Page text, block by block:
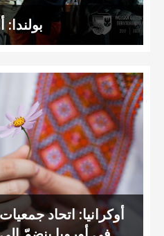
بولندا:
أوكرانيا: اتحاد